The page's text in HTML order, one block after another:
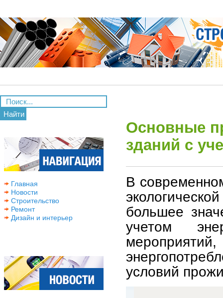
Найти
Главная
Новости
Строительство
Ремонт
Дизайн и интерьер
Основные
зданий с
В
большее
учетом
условий